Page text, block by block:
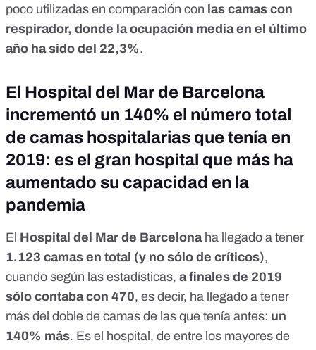
poco utilizadas en comparación con las camas con
respirador, donde la ocupación media en el último
año ha sido del 22,3%.
El Hospital del Mar de Barcelona
incrementó un 140% el número total
de camas hospitalarias que tenía en
2019: es el gran hospital que más ha
aumentado su capacidad en la
pandemia
El Hospital del Mar de Barcelonaha llegado a tener
1.123 camas en total (y no sólo de críticos),
cuando según las estadísticas, a finales de 2019
sólo contaba con 470, es decir, ha llegado a tener
más del doble de camas de las que tenía antes: un
140% más. Es el hospital, de entre los mayores de